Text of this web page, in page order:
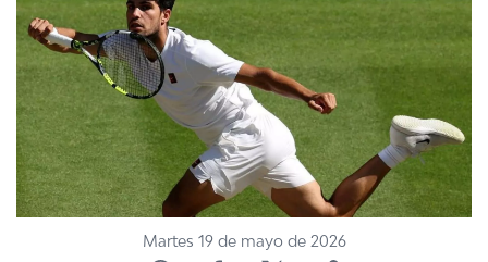
NTV
ACTUALIDAD Y TENDENCIAS
CORPORATIVO Y TRANSPARENCIA
CANAL DE DENUNCIAS
ÁREA DE PROYECTOS
Martes 19 de mayo de 2026